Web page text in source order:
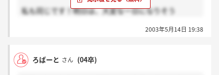
私も同じです！明日は、大変な一日になりそう
2003年5月14日 19:38
ろばーと さん (04卒)